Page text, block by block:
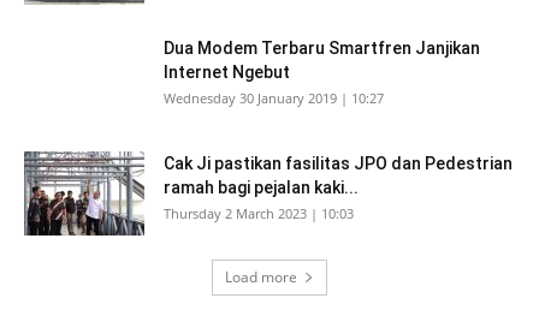
Dua Modem Terbaru Smartfren Janjikan
Internet Ngebut
Wednesday 30 January 2019 | 10:27
Cak Ji pastikan fasilitas JPO dan Pedestrian
ramah bagi pejalan kaki...
Thursday 2 March 2023 | 10:03
Load more